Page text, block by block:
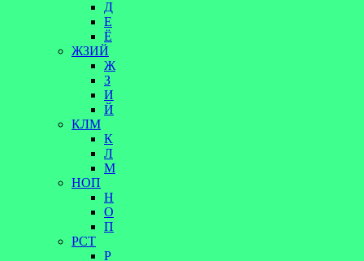
Д
Е
Ё
ЖЗИЙ
Ж
З
И
Й
КЛМ
К
Л
М
НОП
Н
О
П
РСТ
Р